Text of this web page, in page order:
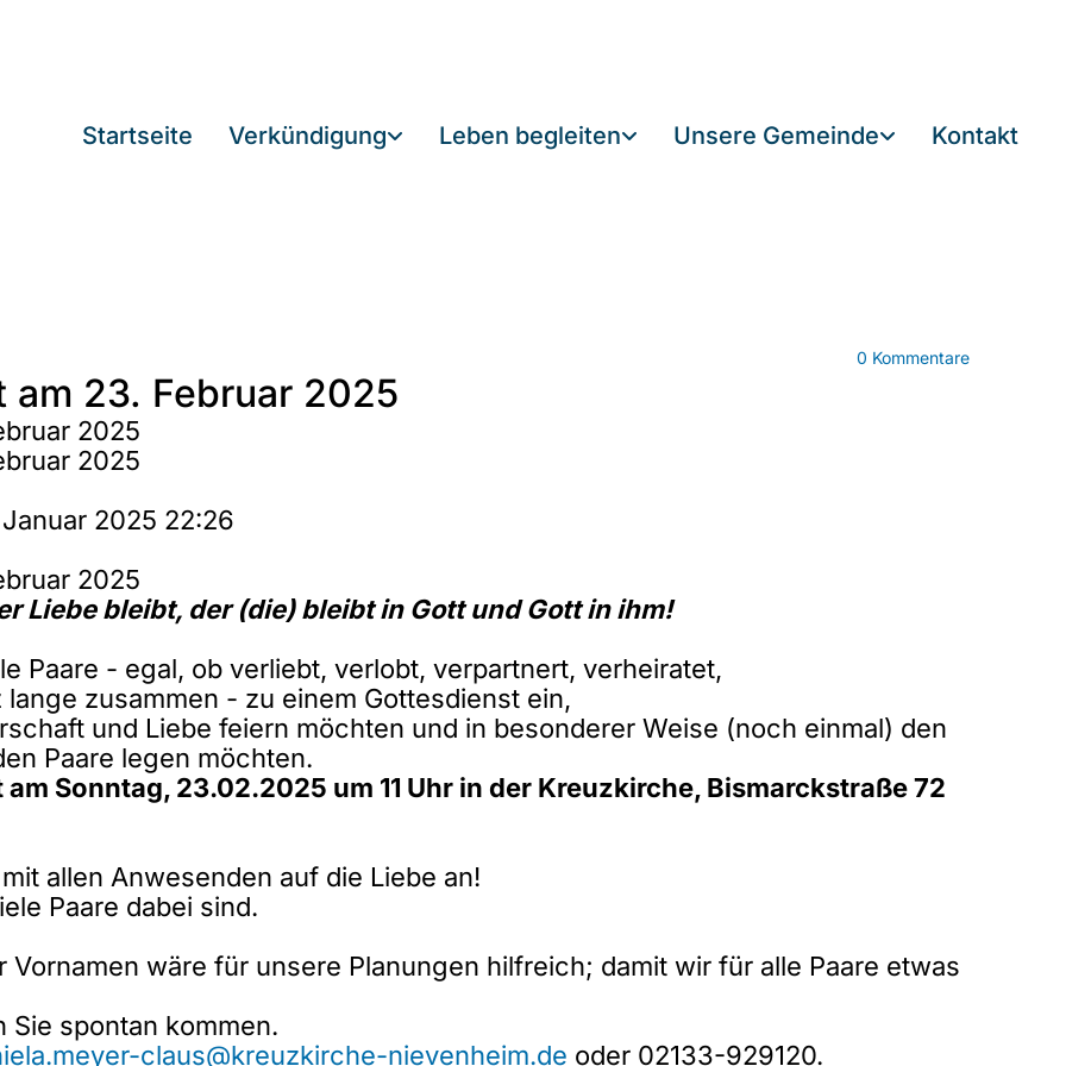
Startseite Verkündigung Leben begleiten Unsere Gemeinde Kontakt
0 Kommentare
23. Februar 2025
2025
2025
2025 22:26
2025
Liebe bleibt, der (die) bleibt in Gott und Gott in ihm!
Paare - egal, ob verliebt, verlobt, verpartnert, verheiratet,
zusammen - zu einem Gottesdienst ein,
und Liebe feiern möchten und in besonderer Weise (noch einmal) den
Paare legen möchten.
Sonntag, 23.02.2025 um 11 Uhr in der Kreuzkirche, Bismarckstraße 72
allen Anwesenden auf die Liebe an!
Paare dabei sind.
Vornamen wäre für unsere Planungen hilfreich; damit wir für alle Paare etwas
spontan kommen.
claus@kreuzkirche-nievenheim.de oder 02133-929120.